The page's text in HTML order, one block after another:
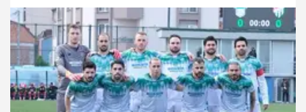
24.02.2026 Bursa